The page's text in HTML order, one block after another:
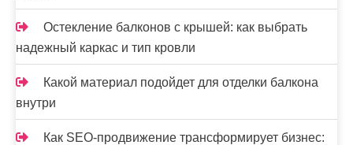
Остекление балконов с крышей: как выбрать
надежный каркас и тип кровли
Какой материал подойдет для отделки балкона
внутри
Как SEO-продвижение трансформирует бизнес: